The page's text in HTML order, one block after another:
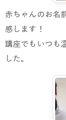
赤ちゃんのお名
感します！
講座でもいつも
した。